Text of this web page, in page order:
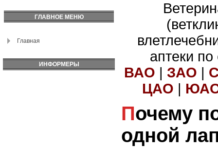
ГЛАВНОЕ МЕНЮ
Главная
ИНФОРМЕРЫ
аптеки
ВАО | ЗАО |
ЦАО |
Почему попугаи спят на
одной